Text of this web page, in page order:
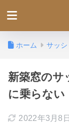
ホーム サッシ
新築窓のサ
に乗らない
2022年3月8日